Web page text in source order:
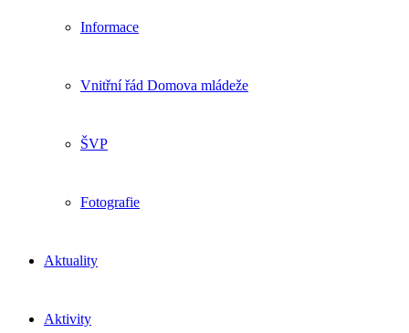
Informace
Vnitřní řád Domova mládeže
ŠVP
Fotografie
Aktuality
Aktivity